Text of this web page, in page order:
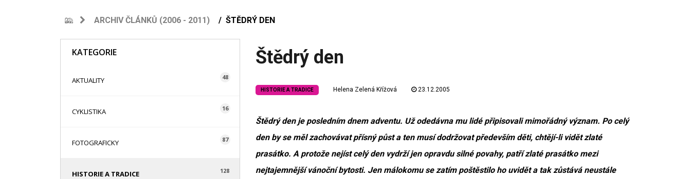
ARCHIV ČLÁNKŮ (2006 - 2011) ŠTĚDRÝ DEN
KATEGORIE
AKTUALITY 48
CYKLISTIKA 16
FOTOGRAFICKY 87
HISTORIE A TRADICE 128
Štědrý den
HISTORIE A TRADICE Helena Zelená Křížová 23.12.2005
Štědrý den je posledním dnem adventu. Už odedávna mu lidé připisovali mimořádný význam. Po celý
den by se měl zachovávat přísný půst a ten musí dodržovat především děti, chtějí-li vidět zlaté
prasátko. A protože nejíst celý den vydrží jen opravdu silné povahy, patří zlaté prasátko mezi
nejtajemnější vánoční bytosti. Jen málokomu se zatím poštěstilo ho uvidět a tak zůstává neustále